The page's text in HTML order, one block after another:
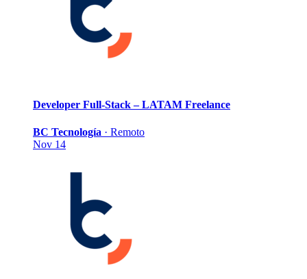
Developer Full-Stack – LATAM Freelance
BC Tecnología · Remoto
Nov 14